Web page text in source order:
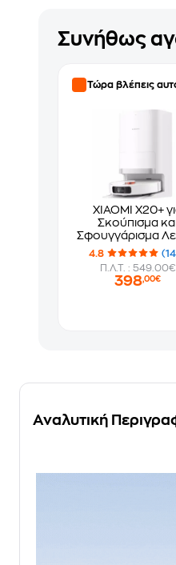
Συνήθως
Τώρα βλέπεις
XIAOMI X20+
Σκούπισμα
Σφουγγάρισμα
Σκούπα
4.8
Π.Λ.Τ. : 549.00€
398,00€
Αναλυτική